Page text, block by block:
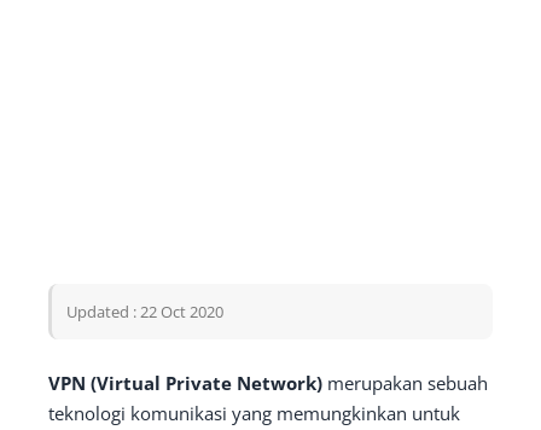
Updated : 22 Oct 2020
VPN (Virtual Private Network) merupakan sebuah
teknologi komunikasi yang memungkinkan untuk